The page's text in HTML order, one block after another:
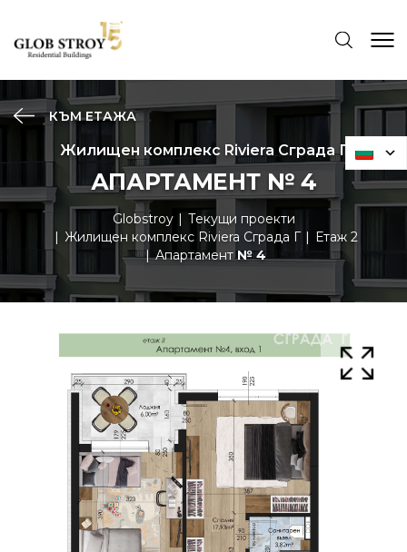
КЪМ ЕТАЖА
Жилищен комплекс Riviera Сграда Г
АПАРТАМЕНТ № 4
Globstroy
Текущи проекти
Жилищен комплекс Riviera Сграда Г
Етаж 2
Апартамент№ 4